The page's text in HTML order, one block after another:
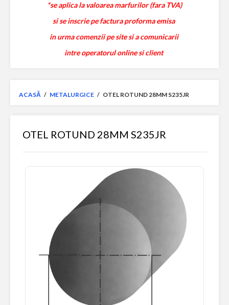
*se aplica la valoarea marfurilor (fara TVA)
si se inscrie pe factura proforma emisa
in urma comenzii pe site si a comunicarii
intre operatorul online si client
ACASĂ / METALURGICE / OTEL ROTUND 28MM S235JR
OTEL ROTUND 28MM S235JR